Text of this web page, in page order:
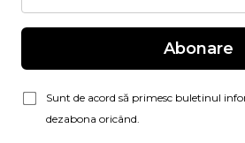
Abonare
Sunt de acord să primesc buletinul
dezabona oricând.